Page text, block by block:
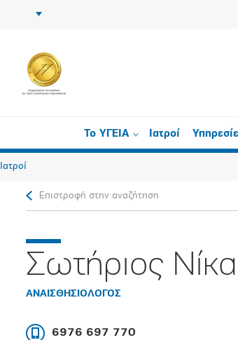
Το ΥΓΕΙΑ Ιατροί
Ιατροί
Επιστροφή στην αναζήτηση
Σωτήριος
ΑΝΑΙΣΘΗΣΙΟΛΟΓΟΣ
6976 697 770